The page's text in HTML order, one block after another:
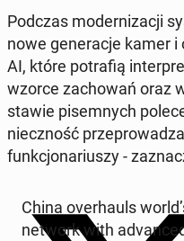
Podczas mo­der­ni­za­cji
nowe ge­ne­ra­cje kamer
AI, które po­tra­fią
wzorce za­cho­wań oraz
sta­wie pi­sem­nych
niecz­ność
funk­cjo­na­riu­szy -
China over­hauls
network with